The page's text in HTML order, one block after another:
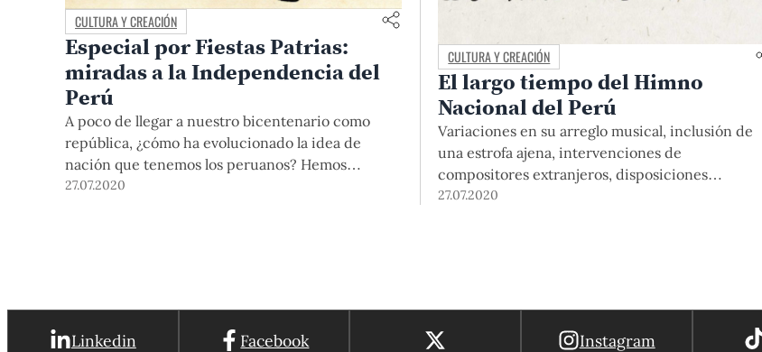
CULTURA Y CREACIÓN
Especial por Fiestas Patrias:
miradas a la Independencia del
Perú
A poco de llegar a nuestro bicentenario como
república, ¿cómo ha evolucionado la idea de
nación que tenemos los peruanos? Hemos
preparado una selección especial de contenidos
27.07.2020
CULTURA Y CREACIÓN
El largo tiempo del Himno
Nacional del Perú
Variaciones en su arreglo musical, inclusión de
una estrofa ajena, intervenciones de
compositores extranjeros, disposiciones
gubernamentales y voluntad popular. Todo esto, y
27.07.2020
Linkedin Facebook Instagram